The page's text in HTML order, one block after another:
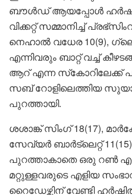
ബൗൾഡ് ആയപ്പോൾ
വിക്കറ്റ് സമ്മാനിച്ച്
നെഹാൽ വധേര 10(9),
എന്നിവരും ബാറ്റ് വച്ച്
ആറ് എന്ന സ്‌കോറിലേക്ക്
സബ് റോളിലെത്തിയ
പുറത്തായി.
ശശാങ്ക് സിംഗ് 18(17),
സേവ്യർ ബാർട്ലെറ്റ്
പുറത്താകാതെ ഒരു റൺ
മറ്റുള്ളവരുടെ എളിയ
റൈഡേഴ്സിന് വേണ്ടി